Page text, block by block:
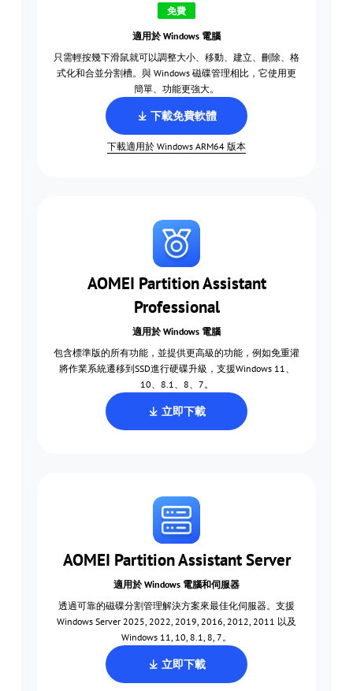
免費
適用於 Windows 電腦
只需輕按幾下滑鼠就可以調整大小、移動、建立、刪除、格
式化和合並分割槽。與 Windows 磁碟管理相比，它使用更
簡單、功能更強大。
下載免費軟體
下載適用於 Windows ARM64 版本
AOMEI Partition Assistant
Professional
適用於 Windows 電腦
包含標準版的所有功能，並提供更高級的功能，例如免重灌
將作業系統遷移到SSD進行硬碟升級，支援Windows 11、
10、8.1、8、7。
立即下載
AOMEI Partition Assistant Server
適用於 Windows 電腦和伺服器
透過可靠的磁碟分割管理解決方案來最佳化伺服器。支援
Windows Server 2025, 2022, 2019, 2016, 2012, 2011 以及
Windows 11, 10, 8.1, 8, 7。
立即下載